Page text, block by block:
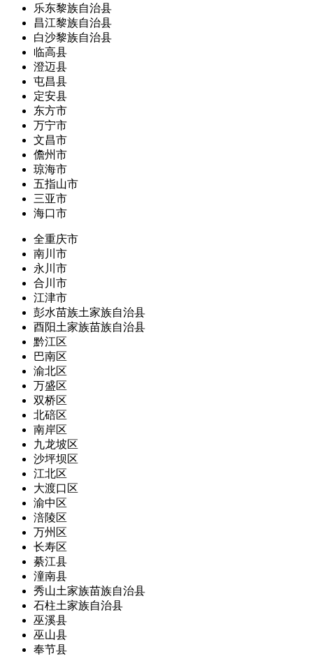
乐东黎族自治县
昌江黎族自治县
白沙黎族自治县
临高县
澄迈县
屯昌县
定安县
东方市
万宁市
文昌市
儋州市
琼海市
五指山市
三亚市
海口市
全重庆市
南川市
永川市
合川市
江津市
彭水苗族土家族自治县
酉阳土家族苗族自治县
黔江区
巴南区
渝北区
万盛区
双桥区
北碚区
南岸区
九龙坡区
沙坪坝区
江北区
大渡口区
渝中区
涪陵区
万州区
长寿区
綦江县
潼南县
秀山土家族苗族自治县
石柱土家族自治县
巫溪县
巫山县
奉节县